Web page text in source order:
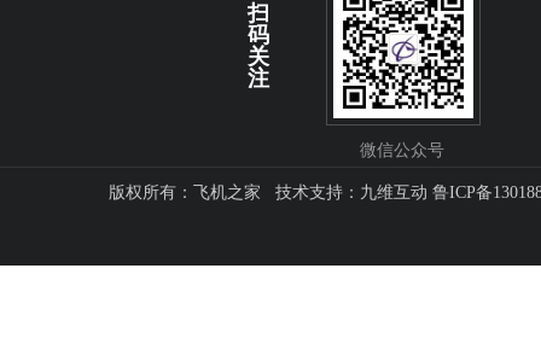
扫
码
关
注
微信公众号
版权所有：飞机之家 技术支持： 九维互动 鲁ICP备